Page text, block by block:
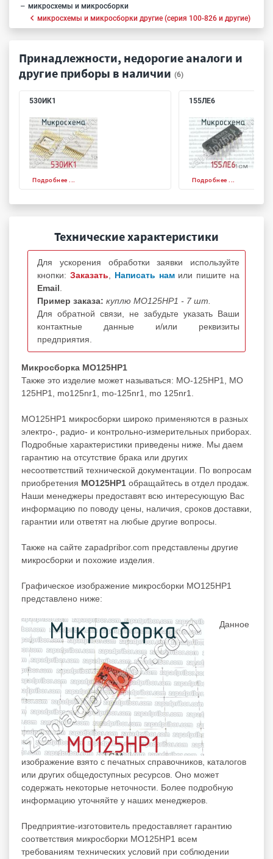
микросхемы и микросборки
микросхемы и микросборки другие (серия 100-826 и другие)
Принадлежности, недорогие аналоги и
другие приборы в наличии (6)
530ИК1
Подробнее ...
155ЛЕ6
Подробнее ...
Технические характеристики
Для ускорения обработки заявки используйте
кнопки: Заказать Написать нам или пишите на
Email
Пример заказа: куплю МО125НР1 - 7 шт.
Для обратной связи, не забудьте указать Ваши
контактные данные и/или реквизиты
предприятия.
Микросборка МО125НР1
Также это изделие может называться: МО-125НР1, МО
125НР1, mo125nr1, mo-125nr1, mo 125nr1.
МО125НР1 микросборки широко применяются в разных
электро-, радио- и контрольно-измерительных приборах.
Подробные характеристики приведены ниже. Мы даем
гарантию на отсутствие брака или других
несоответствий технической документации. По вопросам
приобретения МО125НР1 обращайтесь в отдел продаж.
Наши менеджеры предоставят всю интересующую Вас
информацию по поводу цены, наличия, сроков доставки,
гарантии или ответят на любые другие вопросы.
Также на сайте zapadpribor.com представлены другие
микросборки и похожие изделия.
Графическое изображение микросборки МО125НР1
представлено ниже:
Данное
изображение взято с печатных справочников, каталогов
или других общедоступных ресурсов. Оно может
содержать некоторые неточности. Более подробную
информацию уточняйте у наших менеджеров.
Предприятие-изготовитель предоставляет гарантию
соответствия микросборки МО125НР1 всем
требованиям технических условий при соблюдении